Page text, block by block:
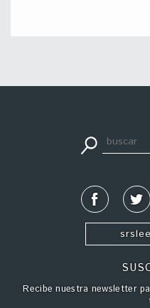
Recibe nuestra newsletter